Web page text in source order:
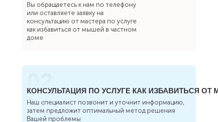
Вы обращаетесь к нам по телефону
или оставляете заявку на
консультацию от мастера по услуге
как избавиться от мышей в частном
доме
02
КОНСУЛЬТАЦИЯ ПО УСЛУГЕ КАК ИЗБАВИТЬСЯ
Наш специалист позвонит и уточнит информацию,
затем предложит оптимальный метод решения
Вашей проблемы